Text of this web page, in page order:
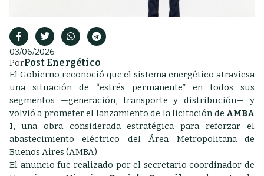
03/06/2026
PorPost Energético
El Gobierno reconoció que el sistema energético atraviesa
una situación de “estrés permanente” en todos sus
segmentos —generación, transporte y distribución— y
volvió a prometer el lanzamiento de la licitación de AMBA
I, una obra considerada estratégica para reforzar el
abastecimiento eléctrico del Área Metropolitana de
Buenos Aires (AMBA).
El anuncio fue realizado por el secretario coordinador de